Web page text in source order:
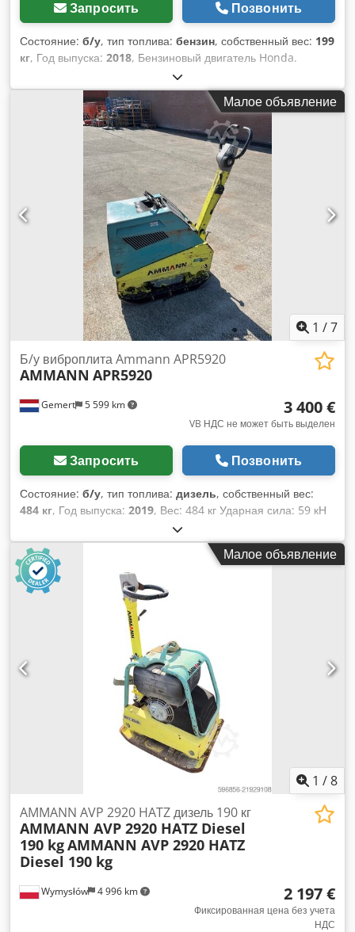
Запросить Позвонить
Состояние: б/у, тип топлива: бензин, собственный вес: 199
кг, Год выпуска: 2018, Бензиновый двигатель Honda.
Ручной запуск. Вес: 199 кг. Ударная сила: 30 кН. Credpfx
Asxw H Hvjfhjf Ширина плиты: 50 см. Движение вперед/
назад. Цена: 1700 евро, без НДС. В наличии несколько
Малое объявление
1 /7
Gemert 5 599 km
Б/у виброплита Ammann APR5920
AMMANN APR5920
3 400 €
VB НДС не может быть выделен
Запросить Позвонить
Состояние: б/у, тип топлива: дизель, собственный вес:
484 кг, Год выпуска: 2019, Вес: 484 кг Ударная сила: 59 кН
Дизельный двигатель, 1 цилиндр, Hatz (1b40) Движение
вперед/назад. Электрический стартер. Ширина плиты: 60
см Цена за единицу: 3400 евро, без НДС. Cedpfx Afsxw H
Hceherf В наличии несколько штук!
Малое объявление
1 /8
Wymysłów 4 996 km
AMMANN AVP 2920 HATZ дизель 190 кг
AMMANN AVP 2920 HATZ Diesel
190 kgAMMANN AVP 2920 HATZ
Diesel 190 kg
2 197 €
Фиксированная цена без учета
НДС